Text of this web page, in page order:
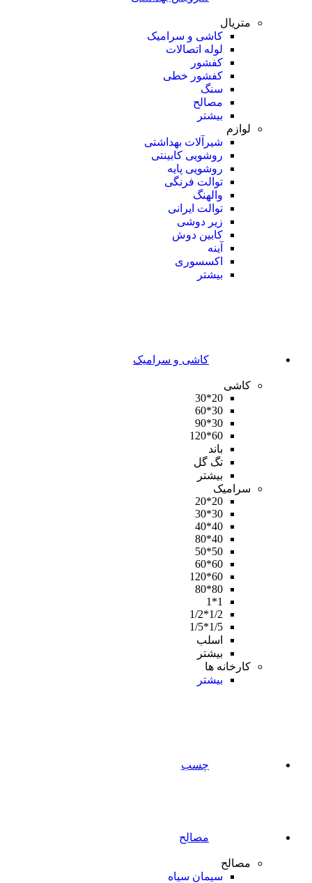
متریال
کاشی و سرامیک
لوله اتصالات
کفشور
کفشور خطی
سنگ
مصالح
بیشتر
لوازم
شیرآلات بهداشتی
روشویی کابینتی
روشویی پایه
توالت فرنگی
والهنگ
توالت ایرانی
زیر دوشی
کابین دوش
آینه
اکسسوری
بیشتر
کاشی و سرامیک
کاشی
20*30
30*60
30*90
60*120
باند
تگ گل
بیشتر
سرامیک
20*20
30*30
40*40
40*80
50*50
60*60
60*120
80*80
1*1
1/2*1/2
1/5*1/5
اسلب
بیشتر
کارخانه ها
بیشتر
چسب
مصالح
مصالح
سیمان سیاه